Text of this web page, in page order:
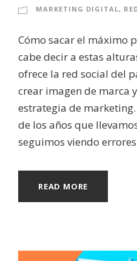
MARKETING DIGITAL,
Cómo sacar el máximo
cabe decir a estas
ofrece la red social del
crear imagen de marca
estrategia de
de los años que
seguimos viendo
READ MORE